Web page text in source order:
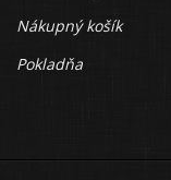
Nákupný košík
Pokladňa